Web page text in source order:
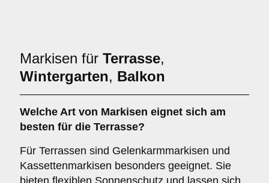
Markisen für Terrasse,
Wintergarten, Balkon
Welche Art von Markisen eignet sich am
besten für die Terrasse?
Für Terrassen sind Gelenkarmmarkisen und
Kassettenmarkisen besonders geeignet. Sie
bieten flexiblen Sonnenschutz und lassen sich